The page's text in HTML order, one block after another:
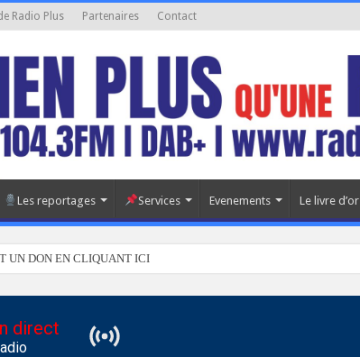
Radio Plus Partenaires Contact
Les reportages Services Evenements Le livre d’or
UN DON EN CLIQUANT ICI
direct